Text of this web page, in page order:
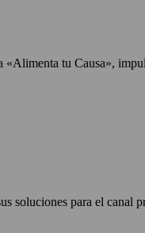
tu Causa»,
soluciones para el canal